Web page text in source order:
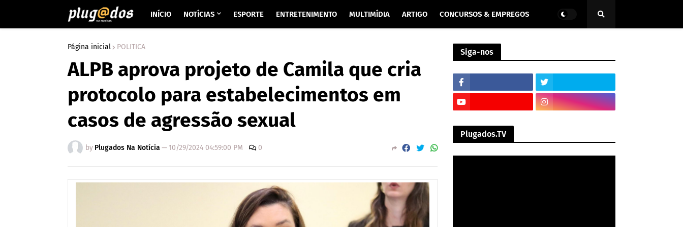
INÍCIO NOTÍCIAS ESPORTE ENTRETENIMENTO MULTIMÍDIA ARTIGO CONCURSOS & EMPREGOS
Página inicial POLITICA
ALPB aprova projeto de Camila que cria
protocolo para estabelecimentos em
casos de agressão sexual
by Plugados Na Notícia — 10/29/2024 04:59:00 PM 0
Siga-nos
Plugados.TV